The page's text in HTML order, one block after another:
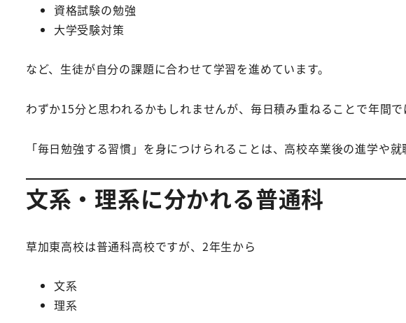
資格試験の勉強
大学受験対策
など、生徒が自分の課題に合わせて学習を進めています。
わずか15分と思われるかもしれませんが、毎日積み重ねることで年間
「毎日勉強する習慣」を身につけられることは、高校卒業後の進学や就
文系・理系に分かれる普通科
草加東高校は普通科高校ですが、2年生から
文系
理系